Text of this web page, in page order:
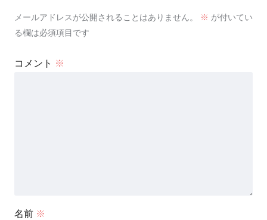
メールアドレスが公開されることはありません。 ※ が付いてい
る欄は必須項目です
コメント ※
名前 ※